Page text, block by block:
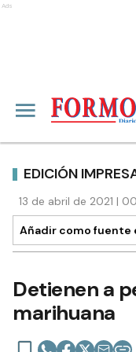
Ads
EDICIÓN
13 de abril de 2021 |
Añadir como fuente
Detienen a
marihuana